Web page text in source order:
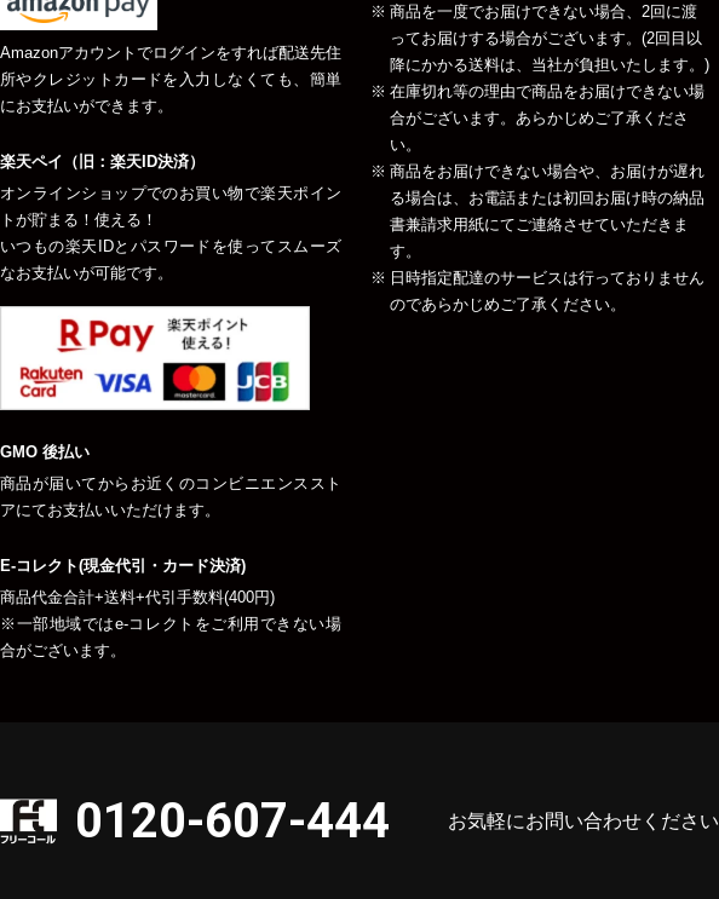
Amazonアカウントでログインをすれば配送先住
所やクレジットカードを入力しなくても、簡単
にお支払いができます。
楽天ペイ（旧：楽天ID決済）
オンラインショップでのお買い物で楽天ポイン
トが貯まる！使える！
いつもの楽天IDとパスワードを使ってスムーズ
なお支払いが可能です。
GMO 後払い
商品が届いてからお近くのコンビニエンススト
アにてお支払いいただけます。
E-コレクト(現金代引・カード決済)
商品代金合計+送料+代引手数料(400円)
※一部地域ではe-コレクトをご利用できない場
合がございます。
商品を一度でお届けできない場合、2回に渡
ってお届けする場合がございます。(2回目以
降にかかる送料は、当社が負担いたします。)
在庫切れ等の理由で商品をお届けできない場
合がございます。あらかじめご了承くださ
い。
商品をお届けできない場合や、お届けが遅れ
る場合は、お電話または初回お届け時の納品
書兼請求用紙にてご連絡させていただきま
す。
日時指定配達のサービスは行っておりません
のであらかじめご了承ください。
0120-607-444 お気軽にお問い合わせください